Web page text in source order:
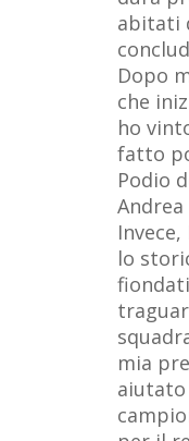
abitati
Dopo
che
ho
fatto
Podio
lo
mia
aiutato